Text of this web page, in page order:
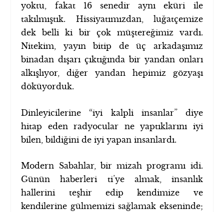
yoktu, fakat 16 senedir aynı eküri ile
takılmıştık. Hissiyatımızdan, luğatçemize
dek belli ki bir çok müştereğimiz vardı.
Nitekim, yayın bitip de üç arkadaşımız
binadan dışarı çıktığında bir yandan onları
alkışlıyor, diğer yandan hepimiz gözyaşı
döküyorduk.
Dinleyicilerine “iyi kalpli insanlar” diye
hitap eden radyocular ne yaptıklarını iyi
bilen, bildiğini de iyi yapan insanlardı.
Modern Sabahlar, bir mizah programı idi.
Günün haberleri ti’ye almak, insanlık
hallerini teşhir edip kendimize ve
kendilerine gülmemizi sağlamak ekseninde;